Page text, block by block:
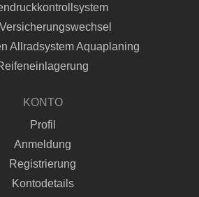
Allradsystem Aquaplaning
KONTO
Profil
Anmeldung
Registrierung
Kontodetails